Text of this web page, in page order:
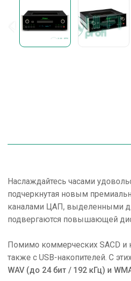
Наслаждайтесь часами
подчеркнутая новым
каналами ЦАП, выделенными
подвергаются повышающей
Помимо коммерческих SACD и
также с USB-накопителей. С
WAV (до 24 бит / 192 кГц) и